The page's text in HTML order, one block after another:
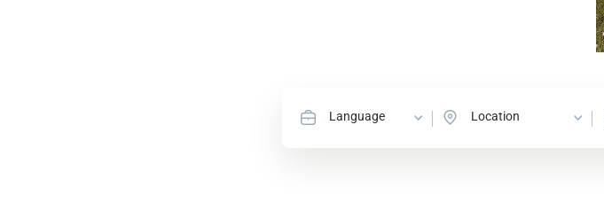
Language Location